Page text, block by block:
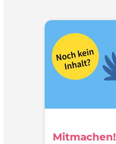
Mitmachen!